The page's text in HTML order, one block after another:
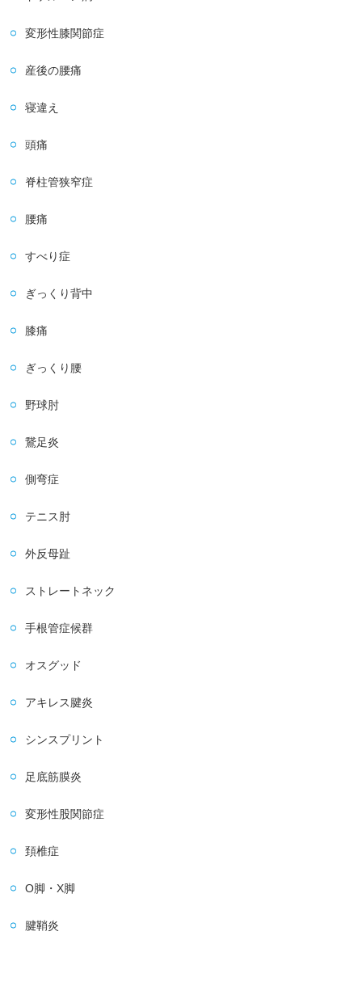
変形性膝関節症
産後の腰痛
寝違え
頭痛
脊柱管狭窄症
腰痛
すべり症
ぎっくり背中
膝痛
ぎっくり腰
野球肘
鵞足炎
側弯症
テニス肘
外反母趾
ストレートネック
手根管症候群
オスグッド
アキレス腱炎
シンスプリント
足底筋膜炎
変形性股関節症
頚椎症
O脚・X脚
腱鞘炎